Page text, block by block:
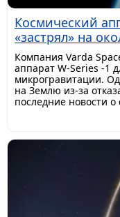
Космический
«застрял» на
Компания Varda
аппарат W-Series -1
микрогравитации.
на Землю из-за
последние новости о